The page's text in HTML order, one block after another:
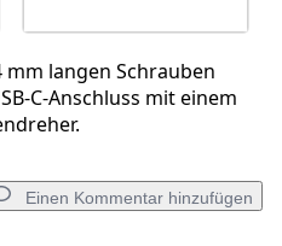
langen Schrauben
C-Anschluss mit einem
Einen Kommentar hinzufügen